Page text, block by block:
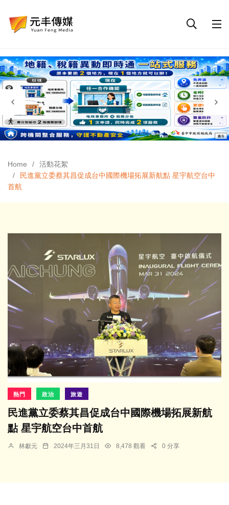
Home
活動花絮
民進黨立委蔡其昌促成台中國際機場拓展新航點 星宇航空台中
首航
熱門 政治 旅遊
民進黨立委蔡其昌促成台中國際機場拓展新航
點 星宇航空台中首航
林獻元 2024年三月31日 8,478 觀看 0 分享